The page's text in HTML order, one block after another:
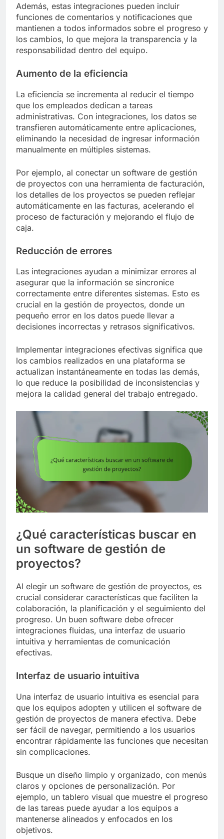
Además, estas integraciones pueden incluir
funciones de comentarios y notificaciones que
mantienen a todos informados sobre el progreso y
los cambios, lo que mejora la transparencia y la
responsabilidad dentro del equipo.
Aumento de la eficiencia
La eficiencia se incrementa al reducir el tiempo
que los empleados dedican a tareas
administrativas. Con integraciones, los datos se
transfieren automáticamente entre aplicaciones,
eliminando la necesidad de ingresar información
manualmente en múltiples sistemas.
Por ejemplo, al conectar un software de gestión
de proyectos con una herramienta de facturación,
los detalles de los proyectos se pueden reflejar
automáticamente en las facturas, acelerando el
proceso de facturación y mejorando el flujo de
caja.
Reducción de errores
Las integraciones ayudan a minimizar errores al
asegurar que la información se sincronice
correctamente entre diferentes sistemas. Esto es
crucial en la gestión de proyectos, donde un
pequeño error en los datos puede llevar a
decisiones incorrectas y retrasos significativos.
Implementar integraciones efectivas significa que
los cambios realizados en una plataforma se
actualizan instantáneamente en todas las demás,
lo que reduce la posibilidad de inconsistencias y
mejora la calidad general del trabajo entregado.
¿Qué características buscar en
un software de gestión de
proyectos?
Al elegir un software de gestión de proyectos, es
crucial considerar características que faciliten la
colaboración, la planificación y el seguimiento del
progreso. Un buen software debe ofrecer
integraciones fluidas, una interfaz de usuario
intuitiva y herramientas de comunicación
efectivas.
Interfaz de usuario intuitiva
Una interfaz de usuario intuitiva es esencial para
que los equipos adopten y utilicen el software de
gestión de proyectos de manera efectiva. Debe
ser fácil de navegar, permitiendo a los usuarios
encontrar rápidamente las funciones que necesitan
sin complicaciones.
Busque un diseño limpio y organizado, con menús
claros y opciones de personalización. Por
ejemplo, un tablero visual que muestre el progreso
de las tareas puede ayudar a los equipos a
mantenerse alineados y enfocados en los
objetivos.